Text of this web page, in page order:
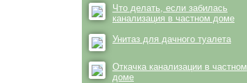
Что делать, если забилась
канализация в частном доме
Унитаз для дачного туалета
Откачка канализации в частном
доме